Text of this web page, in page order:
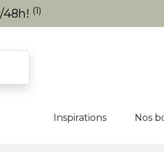
48h! (1)
Inspirations Nos